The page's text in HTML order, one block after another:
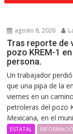
agosto 8, 2026
Tras reporte de
pozo KREM-1
persona.
Un trabajador
que una pipa de la
viernes en un
petroleras del pozo
Mexicana, en el
ESTATAL